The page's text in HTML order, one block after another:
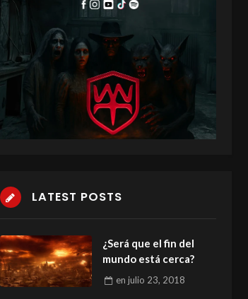
LATEST POSTS
¿Será que el fin del
mundo está cerca?
enjulio 23, 2018